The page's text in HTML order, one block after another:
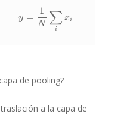
y = \frac{1}{N}
y =
N
1
i
∑ xi
de pooling?
a la capa de